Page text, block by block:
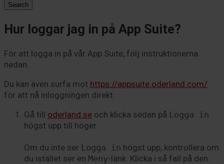
Search
Hur loggar jag in på App Suite?
För att logga in på vår App Suite, följ instruktionerna
nedan.
Du kan även surfa mot https://appsuite.oderland.com/
för att nå inloggningen direkt.
Gå till oderland.se och klicka sedan på Logga in
högst upp till höger.
Om du inte ser Logga in högst upp, kontrollera om
du istället ser en Meny-länk. Klicka i så fall på den: